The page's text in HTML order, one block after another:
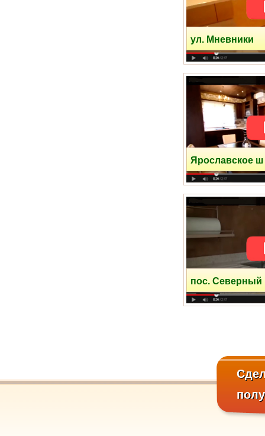
ул. Мневники
Ярославское ш
пос. Северный